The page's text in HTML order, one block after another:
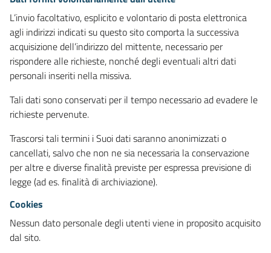
L’invio facoltativo, esplicito e volontario di posta elettronica
agli indirizzi indicati su questo sito comporta la successiva
acquisizione dell’indirizzo del mittente, necessario per
rispondere alle richieste, nonché degli eventuali altri dati
personali inseriti nella missiva.
Tali dati sono conservati per il tempo necessario ad evadere le
richieste pervenute.
Trascorsi tali termini i Suoi dati saranno anonimizzati o
cancellati, salvo che non ne sia necessaria la conservazione
per altre e diverse finalità previste per espressa previsione di
legge (ad es. finalità di archiviazione).
Cookies
Nessun dato personale degli utenti viene in proposito acquisito
dal sito.